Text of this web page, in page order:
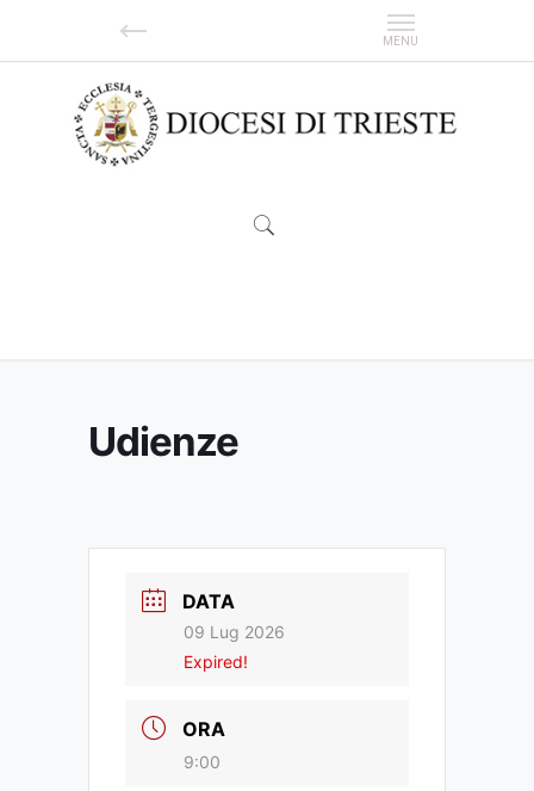
Udienze
DATA
09 Lug 2026
Expired!
ORA
9:00